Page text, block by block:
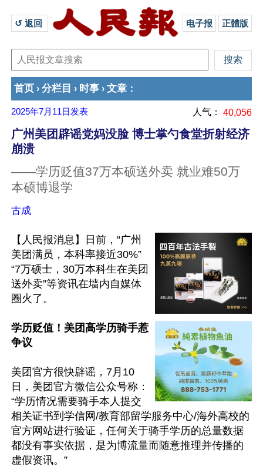
↺ 返回 电子报 正體版
首页 › 分栏目 › 时事 › 文章 ：
2025年7月11日 发表 人气： 40,056
广州美团辟谣党妈没脸 博士掌勺食堂折射经济
崩溃
——学历贬值37万本硕送外卖 就业难50万
本硕博退学
古成
【人民报消息】日前，“广州
美团满员，本科率接近30%”
“7万硕士，30万本科生在美团
送外卖”等资讯在墙内自媒体
圈火了。
学历贬值！美团高学历骑手惹
争议
美团官方很快辟谣，7月10
日，美团官方微信公众号称：
“学历情况需要骑手本人提交
相关证书到学信网/教育部留学服务中心/海外高校的
官方网站进行验证，任何关于骑手学历的总量数据
都没有事实依据，是为博流量而随意推理并传播的
虚假资讯。”